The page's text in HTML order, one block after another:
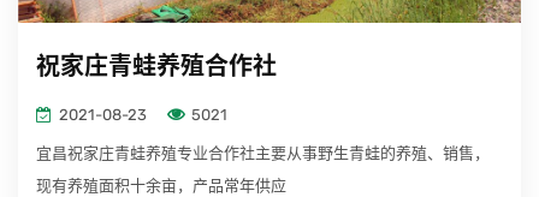
祝家庄青蛙养殖合作社
2021-08-23 5021
宜昌祝家庄青蛙养殖专业合作社主要从事野生青蛙的养殖、销售，
现有养殖面积十余亩，产品常年供应